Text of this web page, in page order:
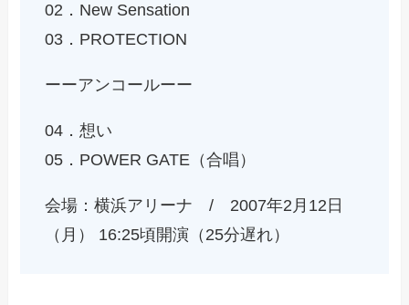
02．New Sensation
03．PROTECTION
ーーアンコールーー
04．想い
05．POWER GATE（合唱）
会場：横浜アリーナ / 2007年2月12日
（月） 16:25頃開演（25分遅れ）